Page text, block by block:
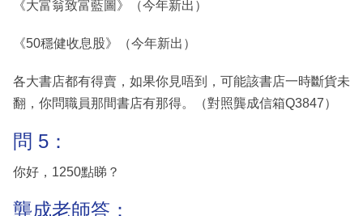
《大富翁致富藍圖》（今年新出）
《50穩健收息股》（今年新出）
各大書店都有得賣，如果你見唔到，可能該書店一時斷貨未
翻，你問職員那間書店有那得。（對照龔成信箱Q3847）
問 5：
你好，1250點睇？
龔成老師答：